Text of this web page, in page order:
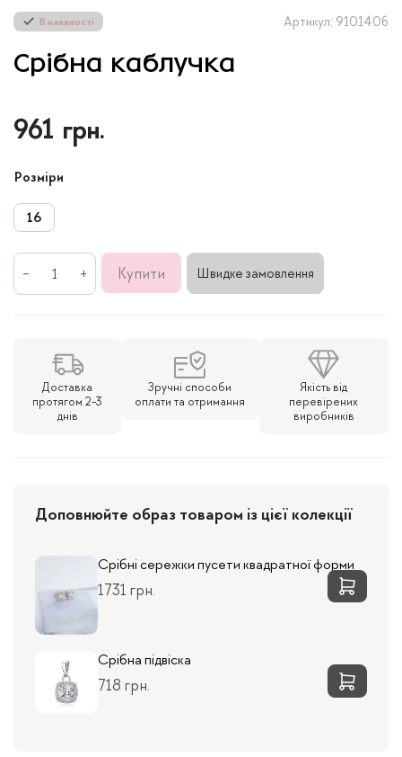
В наявності Артикул: 910140б
Срібна каблучка
961 грн.
Розміри
16
Срібна
Купити Швидке замовлення
Доставка
протягом 2-3
днів
Зручні способи
оплати та отримання
Якість від
перевірених
виробників
Доповнюйте образ товаром із цієї колекції
Срібні сережки пусети квадратної форми
1731 грн.
Срібна підвіска
718 грн.